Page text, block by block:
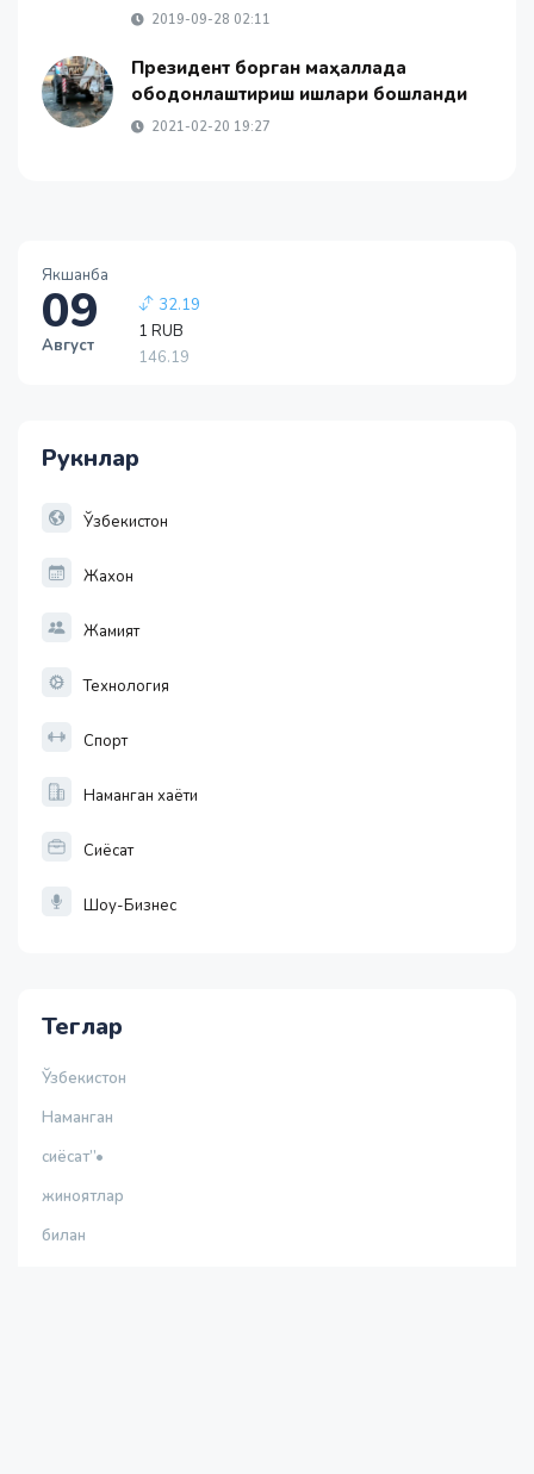
Якшанба
09
Август
1 RUB
146.19
-0.18
Рукнлар
Ўзбекистон
Жахон
Жамият
Технология
Спорт
Наманган хаёти
Сиёсат
Шоу-Бизнес
Теглар
Ўзбекистон
Наманган
сиёсат”•
жиноятлар
билан
2019-09-28 02:11
Президент борган маҳаллада
ободонлаштириш ишлари бошланди
2021-02-20 19:27